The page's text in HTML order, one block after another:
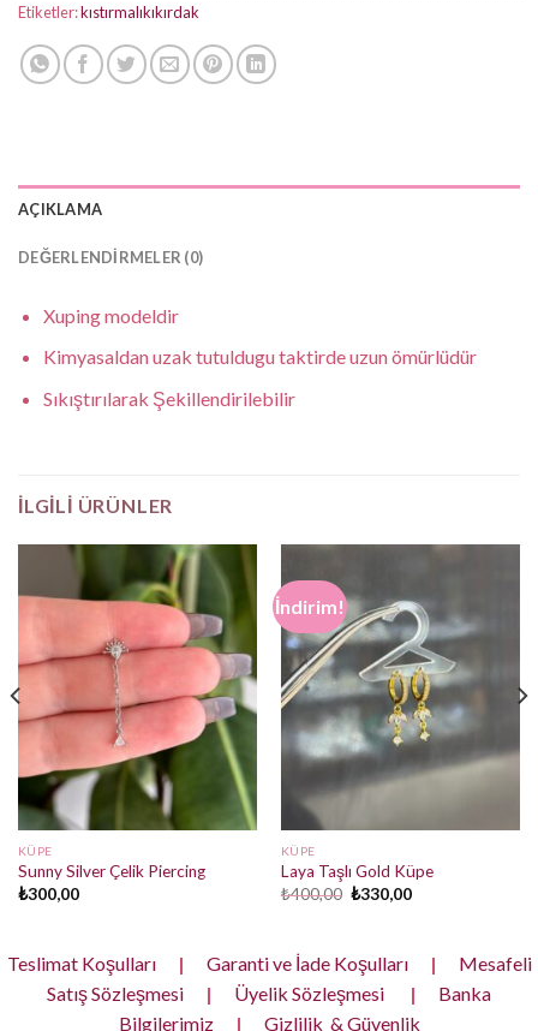
Etiketler:kıstırmalıkıkırdak
AÇIKLAMA
DEĞERLENDIRMELER (0)
Xuping modeldir
Kimyasaldan uzak tutuldugu taktirde uzun ömürlüdür
Sıkıştırılarak Şekillendirilebilir
İLGILI ÜRÜNLER
KÜPE
Sunny Silver Çelik Piercing
₺300,00
İndirim!
KÜPE
Laya Taşlı Gold Küpe
₺400,00 Orijinal
₺330,00Şu
Teslimat Koşulları | Garanti ve İade Koşulları |
Mesafeli
Satış Sözleşmesi
| Üyelik Sözleşmesi |
Banka
Bilgilerimiz
| Gizlilik & Güvenlik